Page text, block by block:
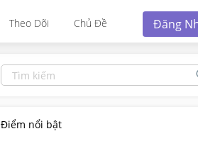
Theo Dõi Chủ Đề Đăng
Điểm nổi bật